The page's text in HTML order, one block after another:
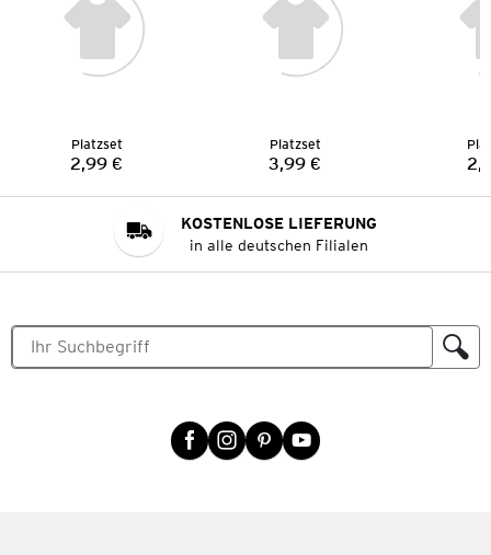
Platzset
Preis:
2,99 €
Platzset
Preis:
3,99 €
KOSTENLOSE LIEFERUNG
in alle deutschen Filialen